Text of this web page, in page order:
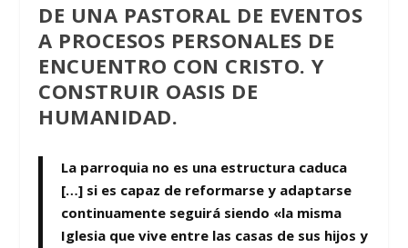
DE UNA PASTORAL DE EVENTOS
A PROCESOS PERSONALES DE
ENCUENTRO CON CRISTO. Y
CONSTRUIR OASIS DE
HUMANIDAD.
La parroquia no es una estructura caduca
[…] si es capaz de reformarse y adaptarse
continuamente seguirá siendo «la misma
Iglesia que vive entre las casas de sus hijos y